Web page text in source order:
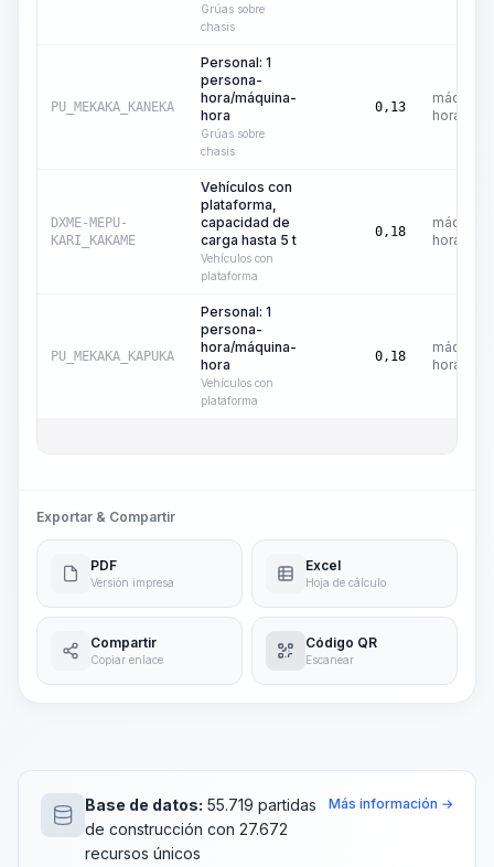
Grúas sobre
chasis
PU_MEKAKA_KANEKA
Personal: 1
persona-
hora/máquina-
hora
Grúas sobre
chasis
0,13
máquina-
hora
DXME-MEPU-
KARI_KAKAME
Vehículos con
plataforma,
capacidad de
carga hasta 5 t
Vehículos con
plataforma
0,18
máquina-
hora
PU_MEKAKA_KAPUKA
Personal: 1
persona-
hora/máquina-
hora
Vehículos con
plataforma
0,18
máquina-
hora
Exportar & Compartir
PDF
Versión impresa
Excel
Hoja de cálculo
Compartir
Copiar enlace
Código QR
Escanear
Base de datos: 55.719 partidas
de construcción con 27.672
recursos únicos
Más información →